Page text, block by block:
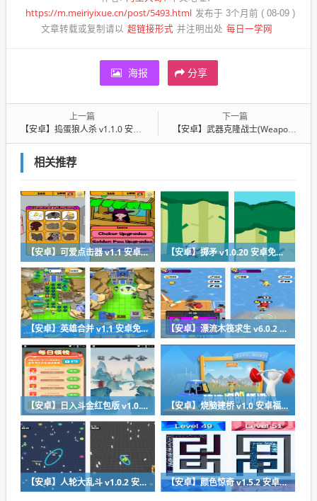
https://m.meiriyixue.cn/post/5493.html 发布于 3个月前 ( 08-09 )
文章转载或复制请以 超链接形式 并注明出处 每日一学网
海报 分享
上一篇
【安卓】捣蛋狼人杀 v1.1.0 安卓免费版
下一篇
【安卓】武器克隆战士(Weapon Cloner) v2.1 安卓免费版
相关推荐
【安卓】可爱点击器 v1.1 安卓最新版下载 【安卓】掷矛 v1.0.20 安卓免费在线玩
【安卓】英雄合并 v1.1 安卓免费版下载 【安卓】漂流木筏求生 v6.0.2 安卓福利版下载
【安卓】日入斗金红包版 v1.0.0 安卓免费下载 【安卓】烧脑建桥 v1.0 安卓福利版下载
【安卓】人轮大乱斗 v1.0.2 安卓福利版免费下载 【安卓】颜色惊奇 v1.5.2 安卓福利版下载